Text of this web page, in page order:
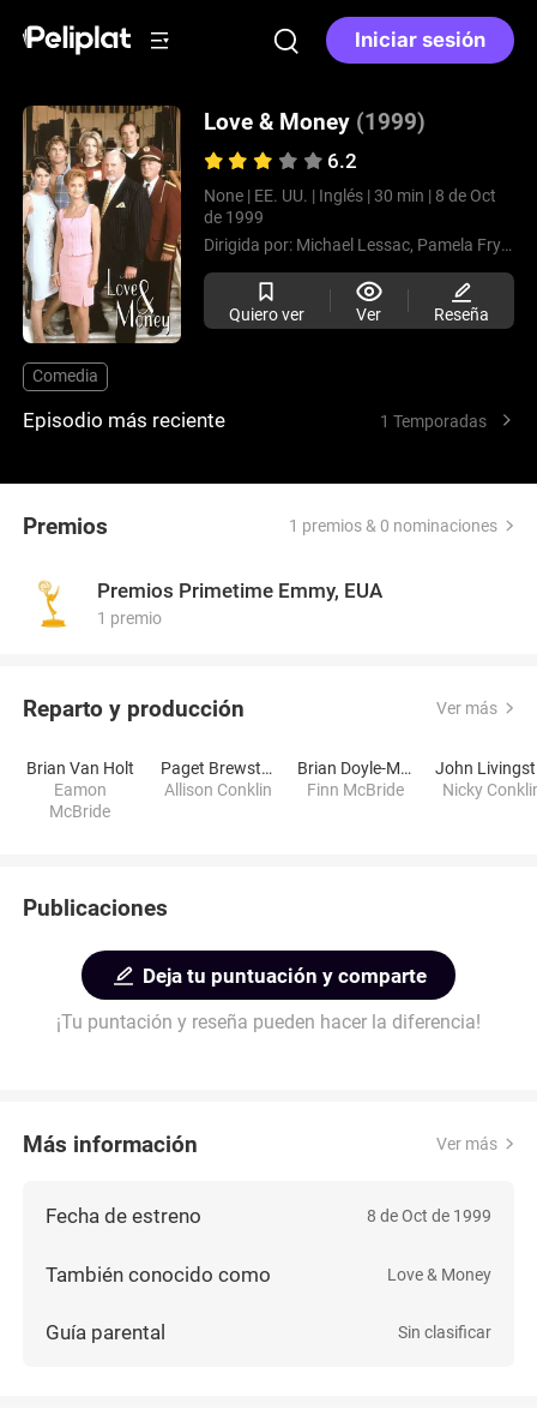
Iniciar sesión
Love & Money (1999)
6.2
None | EE. UU. | Inglés | 30 min | 8 de Oct
de 1999
Dirigida por: Michael Lessac, Pamela Fryman
Quiero ver Ver Reseña
Comedia
Episodio más reciente 1 Temporadas
Premios 1 premios & 0 nominaciones
Premios Primetime Emmy, EUA
1 premio
Reparto y producción Ver más
Brian Van Holt
Eamon
McBride
Paget Brewster
Allison Conklin
Brian Doyle-Murray
Finn McBride
Nicky
Publicaciones
Deja tu puntuación y comparte
¡Tu puntación y reseña pueden hacer la diferencia!
Más información Ver más
Fecha de estreno 8 de Oct de 1999
También conocido como Love & Money
Guía parental Sin clasificar